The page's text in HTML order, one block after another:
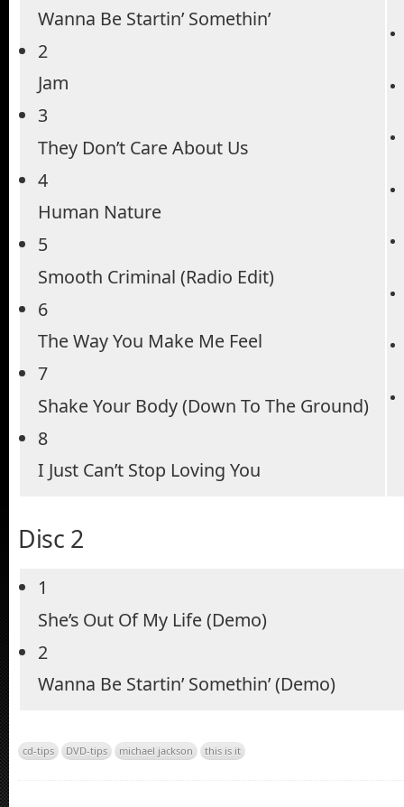
Wanna Be Startin’ Somethin’
2
Jam
3
They Don’t Care About Us
4
Human Nature
5
Smooth Criminal (Radio Edit)
6
The Way You Make Me Feel
7
Shake Your Body (Down To The Ground)
8
I Just Can’t Stop Loving You
Disc 2
1
She’s Out Of My Life (Demo)
2
Wanna Be Startin’ Somethin’ (Demo)
cd-tips DVD-tips michael jackson this is it